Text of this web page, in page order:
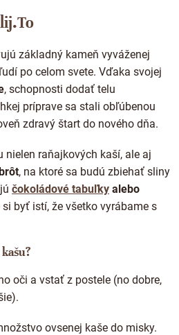
základný kameň vyváženej
po celom svete. Vďaka svojej
, schopnosti dodať telu
príprave sa stali obľúbenou
zdravý štart do nového dňa.
nielen raňajkových kaší, ale aj
, na ktoré sa budú zbiehať sliny
čokoládové tabuľky alebo
si byť istí, že všetko vyrábame s
oči a vstať z postele (no dobre,
ovsenej kaše do misky.